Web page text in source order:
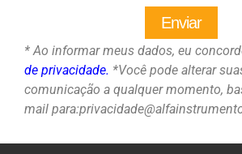
Enviar
* Ao informar meus dados, eu
de privacidade. *Você pode alterar
comunicação a qualquer momento,
mail para: